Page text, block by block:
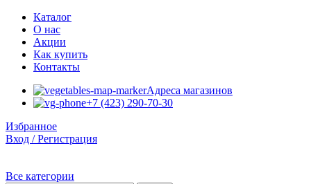
Каталог
О нас
Акции
Как купить
Контакты
Адреса магазинов
+7 (423) 290-70-30
Избранное
Вход / Регистрация
Все категории